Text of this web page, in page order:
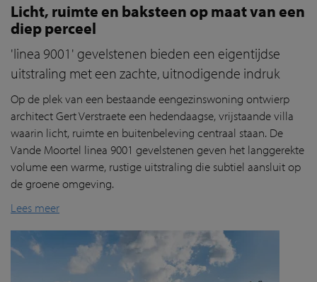
Licht, ruimte en baksteen op maat van een
diep perceel
'linea 9001' gevelstenen bieden een eigentijdse
uitstraling met een zachte, uitnodigende indruk
Op de plek van een bestaande eengezinswoning ontwierp
architect Gert Verstraete een hedendaagse, vrijstaande villa
waarin licht, ruimte en buitenbeleving centraal staan. De
Vande Moortel linea 9001 gevelstenen geven het langgerekte
volume een warme, rustige uitstraling die subtiel aansluit op
de groene omgeving.
Lees meer